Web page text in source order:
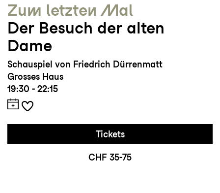
Zum letzten Mal
Der Besuch der alten
Dame
Schauspiel von Friedrich Dürrenmatt
Grosses Haus
19:30 - 22:15
Tickets
CHF 35-75